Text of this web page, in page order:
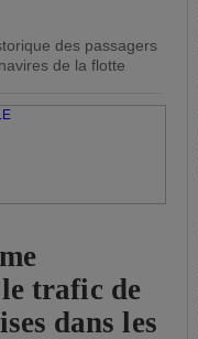
des passagers
de la flotte
trafic de
dans les